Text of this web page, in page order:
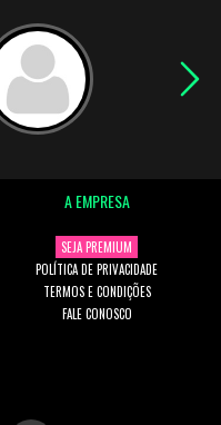
A EMPRESA
SEJA PREMIUM
POLÍTICA DE PRIVACIDADE
TERMOS E CONDIÇÕES
FALE CONOSCO